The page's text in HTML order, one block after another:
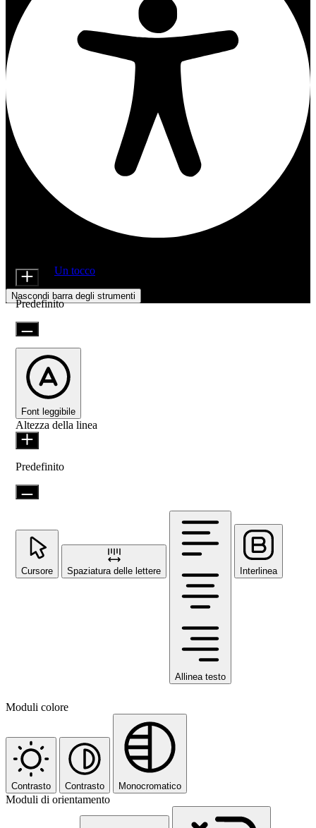
Offerto da Un tocco
Nascondi barra degli strumenti
Predefinito
Font leggibile
Altezza della linea
Predefinito
Cursore Spaziatura delle lettere
Allinea testo
Interlinea
Moduli colore
Contrasto Contrasto Monocromatico
Moduli di orientamento